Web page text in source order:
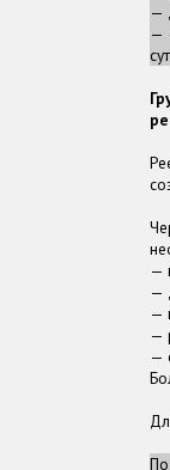
—
—
—
—
—
—
—